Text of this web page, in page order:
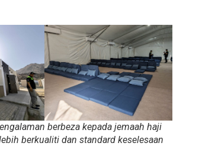
berbeza kepada jemaah haji
berkualiti dan standard keselesaan